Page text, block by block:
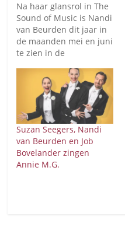
Na haar glansrol in The
Sound of Music is Nandi
van Beurden dit jaar in
de maanden mei en juni
te zien in de
Dagboek van een
Herdershond van Albert
Verlinde Producties en
Toneelgroep Maastricht.
Nandi zal de rol van
Miete van der Schoor,
dochter van de
bierbrouwer, spelen.…
Suzan Seegers, Nandi
van Beurden en Job
Bovelander zingen
Annie M.G.